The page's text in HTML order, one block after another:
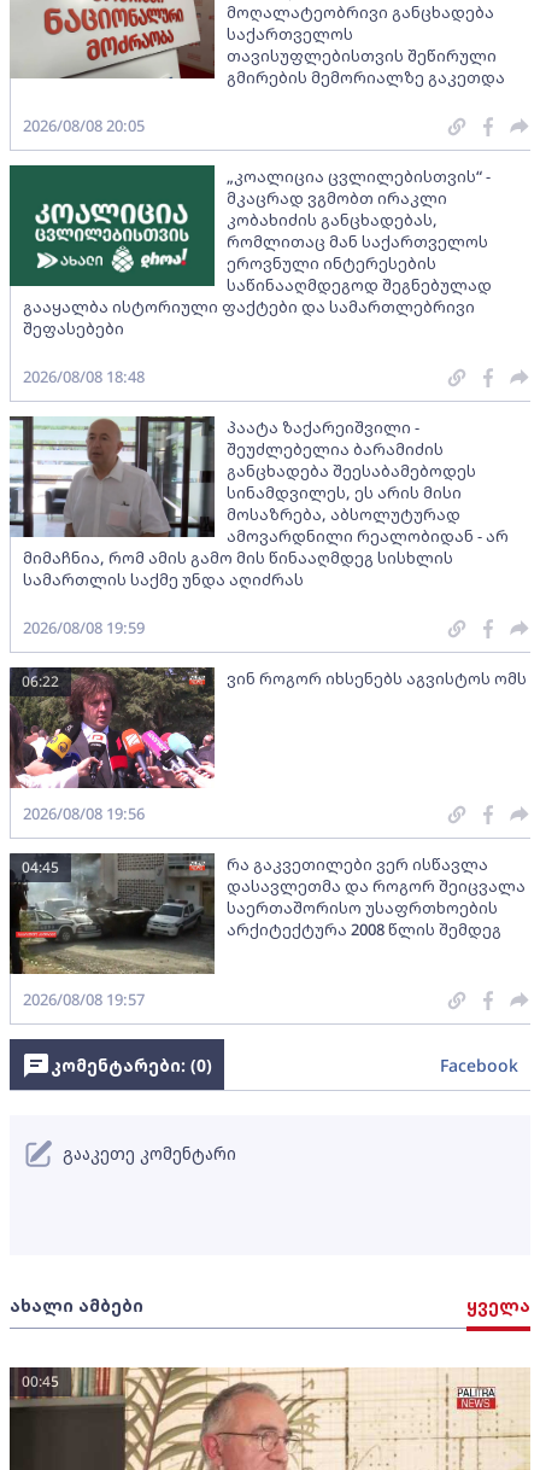
მოღალატეობრივი განცხადება
საქართველოს
თავისუფლებისთვის შეწირული
გმირების მემორიალზე გაკეთდა
2026/08/08 20:05
„კოალიცია ცვლილებისთვის“ -
მკაცრად ვგმობთ ირაკლი
კობახიძის განცხადებას,
რომლითაც მან საქართველოს
ეროვნული ინტერესების
საწინააღმდეგოდ შეგნებულად
გააყალბა ისტორიული ფაქტები და სამართლებრივი
შეფასებები
2026/08/08 18:48
პაატა ზაქარეიშვილი -
შეუძლებელია ბარამიძის
განცხადება შეესაბამებოდეს
სინამდვილეს, ეს არის მისი
მოსაზრება, აბსოლუტურად
ამოვარდნილი რეალობიდან - არ
მიმაჩნია, რომ ამის გამო მის წინააღმდეგ სისხლის
სამართლის საქმე უნდა აღიძრას
2026/08/08 19:59
ვინ როგორ იხსენებს აგვისტოს ომს
06:22
2026/08/08 19:56
რა გაკვეთილები ვერ ისწავლა
დასავლეთმა და როგორ შეიცვალა
საერთაშორისო უსაფრთხოების
არქიტექტურა 2008 წლის შემდეგ
04:45
2026/08/08 19:57
ახალი ამბები ყველა
00:45
კომენტარები: (0) Facebook
გააკეთე კომენტარი